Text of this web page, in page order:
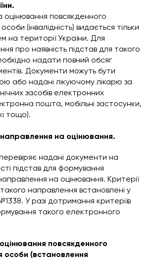
повсякденного
(інвалідність) видається тільки
на території України. Для
про наявність підстав для такого
надати повний обсяг
Документи можуть бути
або надані лікуючому лікарю за
засобів електронних
пошта, мобільні застосунки,
тощо).
на оцінювання.
надані документи на
підстав для формування
на оцінювання. Критерії
направлення встановлені у
У разі дотримання критеріїв
такого електронного
повсякденного
особи (встановлення